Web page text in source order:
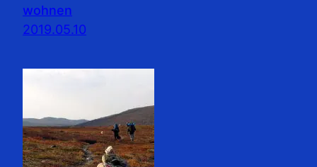
wohnen
2019.05.10